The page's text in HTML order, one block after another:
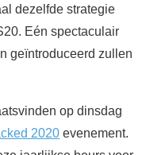
dezelfde strategie
Eén spectaculair
geïntroduceerd zullen
op dinsdag
2020 evenement.